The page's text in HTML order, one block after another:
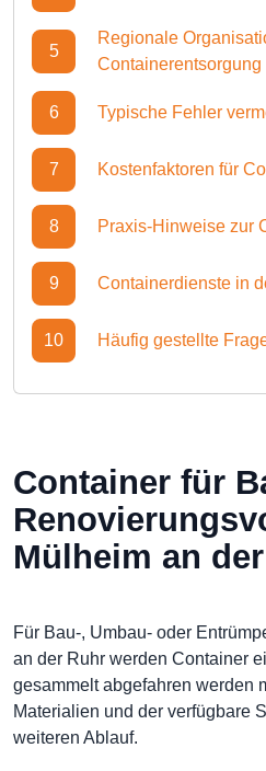
5
Regionale
Containerentsorgung
6 Typische Fehler
7 Kostenfaktoren für
8 Praxis-Hinweise zur
9 Containerdienste in
10 Häufig gestellte
Container für
Mülheim an
Für Bau-, Umbau- oder
an der Ruhr werden Container
gesammelt abgefahren werden
Materialien und der verfügbare
weiteren Ablauf.